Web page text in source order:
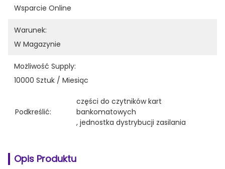
Wsparcie Online
Warunek:
W Magazynie
Możliwość Supply:
10000 Sztuk / Miesiąc
Podkreślić:
części do czytników kart
bankomatowych
, jednostka dystrybucji zasilania
Opis Produktu